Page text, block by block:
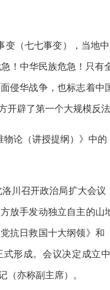
（七七事变），当地
！中华民族危急！只有
侵华战争，也标志着
开辟了第一个大规模反
论（讲授提纲）》中
川召开政治局扩大会议
放手发动独立自主的
抗日救国十大纲领》
形成。会议决定成立
（亦称副主席）。